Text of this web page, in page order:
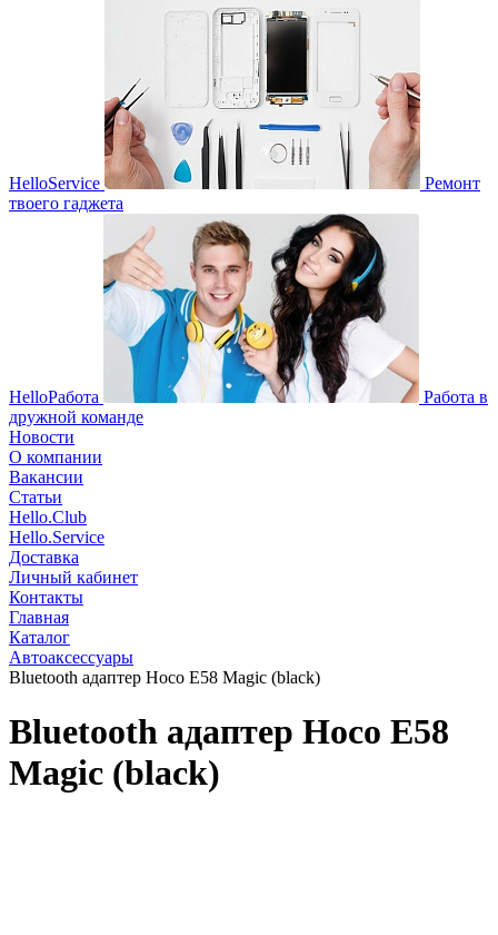
HelloService
Ремонт
твоего гаджета
HelloРабота
Работа в
дружной команде
Новости
О компании
Вакансии
Статьи
Hello.Club
Hello.Service
Доставка
Личный кабинет
Контакты
Главная
Каталог
Автоаксессуары
Bluetooth адаптер Hoco E58 Magic (black)
Bluetooth адаптер Hoco E58
Magic (black)